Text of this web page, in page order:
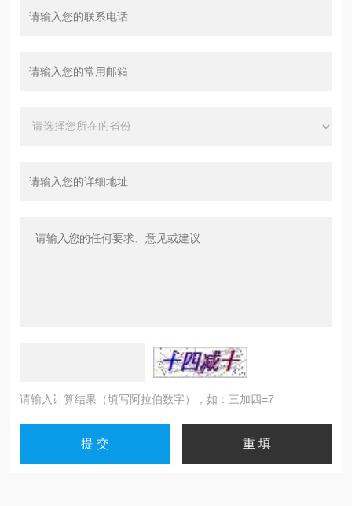
请输入计算结果（填写阿拉伯数字），如：三加四=7